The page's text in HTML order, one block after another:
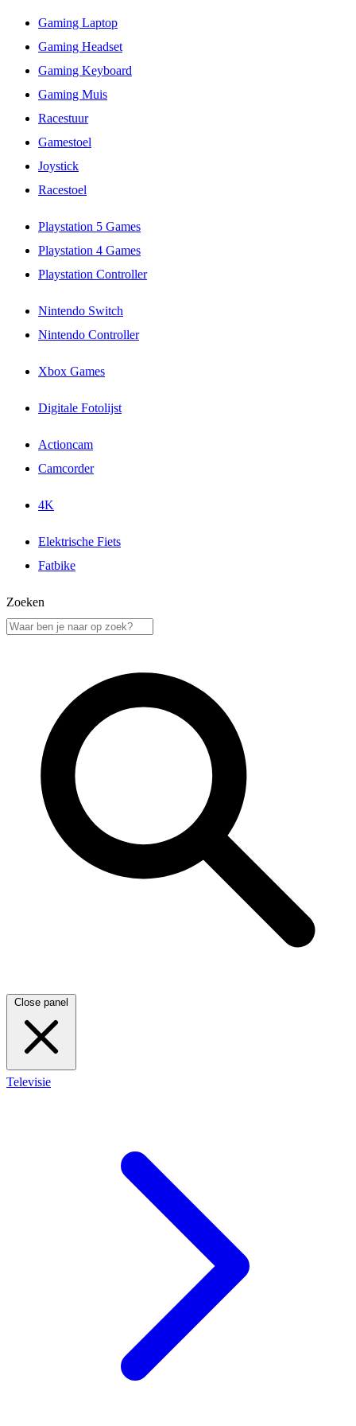
Gaming Laptop
Gaming Headset
Gaming Keyboard
Gaming Muis
Racestuur
Gamestoel
Joystick
Racestoel
Playstation 5 Games
Playstation 4 Games
Playstation Controller
Nintendo Switch
Nintendo Controller
Xbox Games
Digitale Fotolijst
Actioncam
Camcorder
4K
Elektrische Fiets
Fatbike
Zoeken
Close panel
Televisie